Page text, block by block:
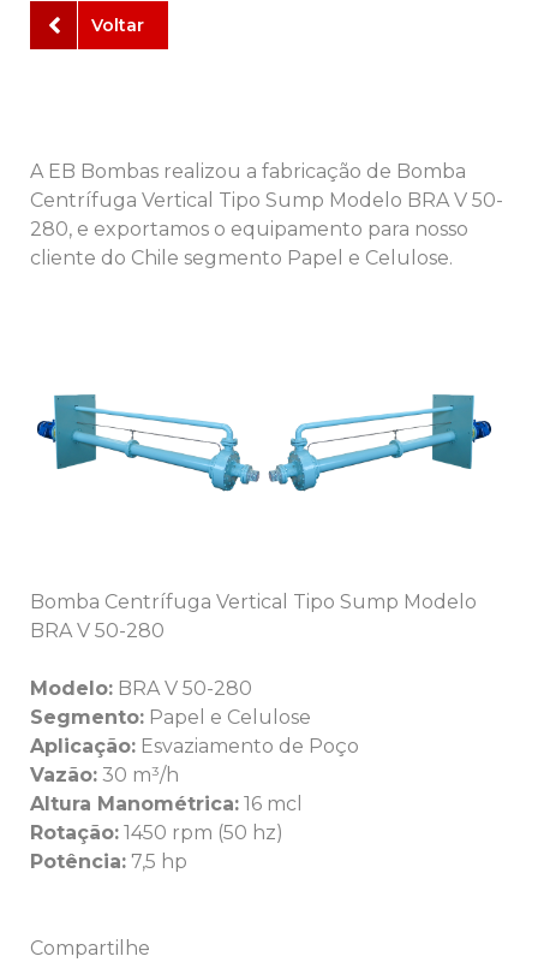
Voltar
Compartilhe
A EB Bombas realizou a fabricação de Bomba
Centrífuga Vertical Tipo Sump Modelo BRA V 50-
280, e exportamos o equipamento para nosso
cliente do Chile segmento Papel e Celulose.
Bomba Centrífuga Vertical Tipo Sump Modelo
BRA V 50-280
Modelo: BRA V 50-280
Segmento: Papel e Celulose
Aplicação: Esvaziamento de Poço
Vazão: 30 m³/h
Altura Manométrica: 16 mcl
Rotação: 1450 rpm (50 hz)
Potência: 7,5 hp